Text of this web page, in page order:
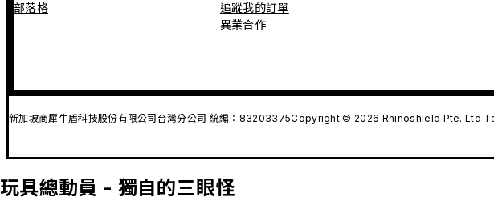
玩具總動員 - 獨自的三眼怪
部落格
追蹤我的訂單
異業合作
新加坡商犀牛盾科技股份有限公司台灣分公司 統編：83203375Copyright © 2026 Rhinoshield Pte. Ltd